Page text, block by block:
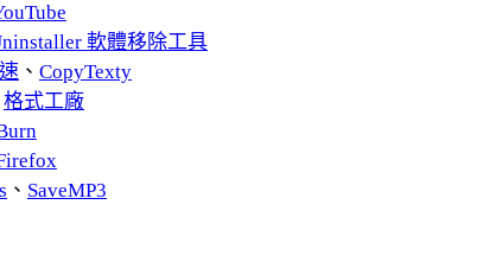
軟體移除工具
、 CopyTexty
格式工廠
、 SaveMP3